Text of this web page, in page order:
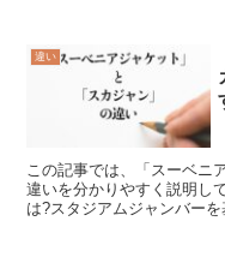
違い
この記事では、「スーベニ
違いを分かりやすく説明し
は?スタジアムジャンバー